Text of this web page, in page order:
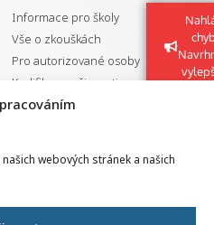
webových stránek a našich
Informace pro školy
Vše o zkouškách
Pro autorizované osoby
Kvalifikace a živnosti
Národní pedagogický institut ČR